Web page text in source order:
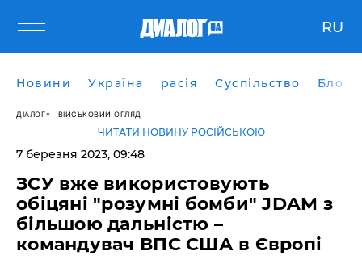
RU
Новини Україна расія Суспільство Блоги
ДІАЛОГ ВІЙСЬКОВИЙ ОГЛЯД
ЧИТАТИ НОВИНУ РОСІЙСЬКОЮ
7 березня 2023, 09:48
ЗСУ вже використовують
обіцяні "розумні бомби" JDAM з
більшою дальністю –
командувач ВПС США в Європі